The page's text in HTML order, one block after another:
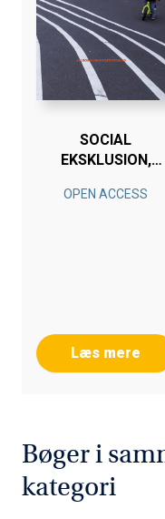
SOCIAL
EKSKLUSION,
FORANDRING
OPEN ACCESS
Læs mere
Bøger i
kategori